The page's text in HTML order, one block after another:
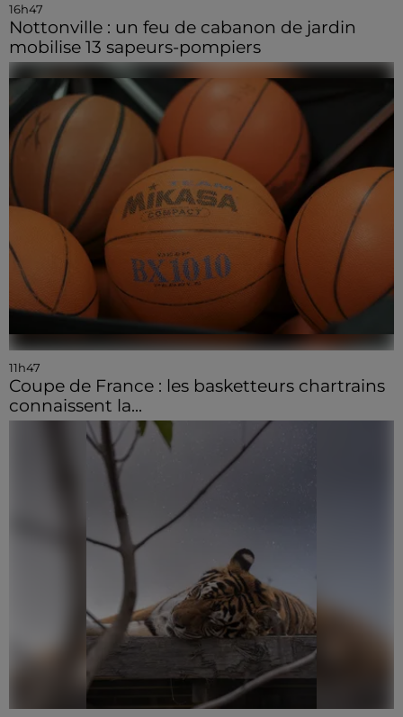
16h47
Nottonville : un feu de cabanon de jardin
mobilise 13 sapeurs-pompiers
11h47
Coupe de France : les basketteurs chartrains
connaissent la...